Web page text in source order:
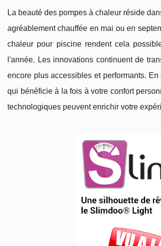
La beauté des pompes à chaleur réside
agréablement chauffée en mai ou en
chaleur pour piscine rendent cela
l'année. Les innovations continuent de
encore plus accessibles et performants.
qui bénéficie à la fois à votre confort
technologiques peuvent enrichir votre